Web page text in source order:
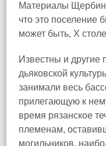
Материалы
что это поселение
может быть, X
Известны и другие
дьяковской
занимали весь
прилегающую к
время рязанское
племенам,
могильников,